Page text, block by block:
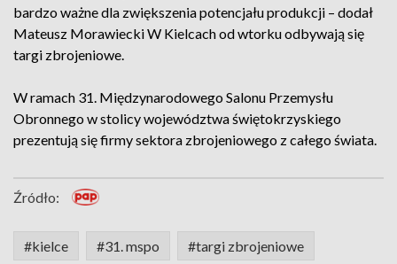
bardzo ważne dla zwiększenia potencjału produkcji – dodał
Mateusz Morawiecki W Kielcach od wtorku odbywają się
targi zbrojeniowe.
W ramach 31. Międzynarodowego Salonu Przemysłu
Obronnego w stolicy województwa świętokrzyskiego
prezentują się firmy sektora zbrojeniowego z całego świata.
Źródło:
#kielce #31. mspo #targi zbrojeniowe